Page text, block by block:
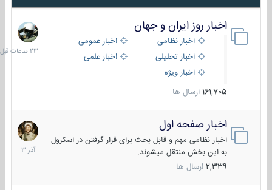
اخبار روز ایران و جهان
اخبار نظامی
اخبار عمومی
اخبار تحلیلی
اخبار علمی
اخبار ویژه
161,705 ارسال ها
23
ساعات
قبل
اخبار صفحه اول
اخبار نظامی مهم و قابل بحث برای قرار گرفتن در اسکرول
به این بخش منتقل میشوند.
2,339 ارسال ها
7
آذر
1403